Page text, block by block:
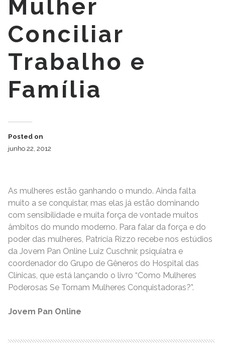
Mulher
Conciliar
Trabalho e
Família
Posted on
junho 22, 2012
As mulheres estão ganhando o mundo. Ainda falta
muito a se conquistar, mas elas já estão dominando
com sensibilidade e muita força de vontade muitos
âmbitos do mundo moderno. Para falar da força e do
poder das mulheres, Patrícia Rizzo recebe nos estúdios
da Jovem Pan Online Luiz Cuschnir, psiquiatra e
coordenador do Grupo de Gêneros do Hospital das
Clínicas, que está lançando o livro “Como Mulheres
Poderosas Se Tornam Mulheres Conquistadoras?”.
Jovem Pan Online